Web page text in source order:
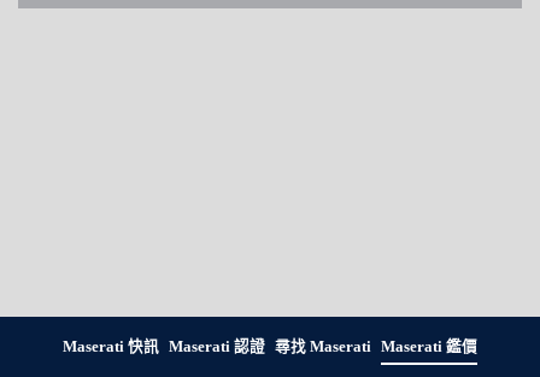
Maserati 快訊 Maserati 認證 尋找 Maserati Maserati 鑑價